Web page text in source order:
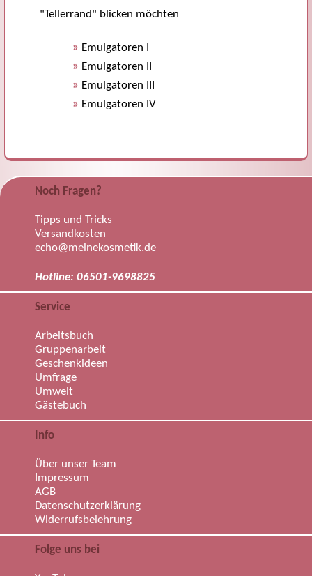
"Tellerrand" blicken möchten
» Emulgatoren I
» Emulgatoren II
» Emulgatoren III
» Emulgatoren IV
Noch Fragen?
Tipps und Tricks
Versandkosten
echo@meinekosmetik.de
Hotline: 06501-9698825
Service
Arbeitsbuch
Gruppenarbeit
Geschenkideen
Umfrage
Umwelt
Gästebuch
Info
Über unser Team
Impressum
AGB
Datenschutzerklärung
Widerrufsbelehrung
Folge uns bei